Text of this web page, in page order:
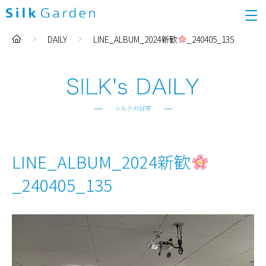
DAILY LINE_ALBUM_2024新歓 _240405_135
LINE_ALBUM_2024新歓
_240405_135